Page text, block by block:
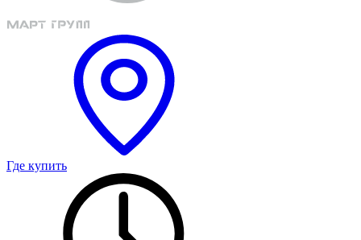
Где купить